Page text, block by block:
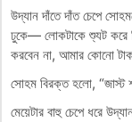
উদ্যান দাঁতে দাঁত চেপে
ঢুকে— লোকটাকে শ্যুট করে
করবেন না, আমার কোনো
সোহম বিরক্ত হলো, “জাস্ট
মেয়েটার বাহু চেপে ধরে